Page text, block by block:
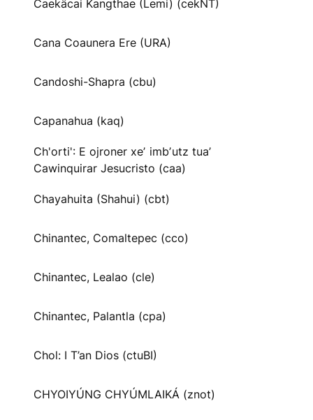
Caekäcai Kangthae (Lemi) (cekNT)
Cana Coaunera Ere (URA)
Candoshi-Shapra (cbu)
Capanahua (kaq)
Ch'orti': E ojroner xeʼ imbʼutz tuaʼ
Cawinquirar Jesucristo (caa)
Chayahuita (Shahui) (cbt)
Chinantec, Comaltepec (cco)
Chinantec, Lealao (cle)
Chinantec, Palantla (cpa)
Chol: I T’an Dios (ctuBI)
CHYOIYÚNG CHYÚMLAIKÁ (znot)